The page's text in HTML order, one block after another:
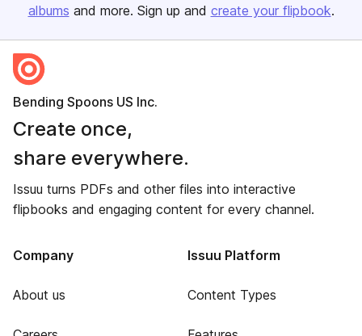
albums and more. Sign up and create your flipbook.
Bending Spoons US Inc.
Create once,
share everywhere.
Issuu turns PDFs and other files into interactive
flipbooks and engaging content for every channel.
Company
About us
Issuu Platform
Content Types